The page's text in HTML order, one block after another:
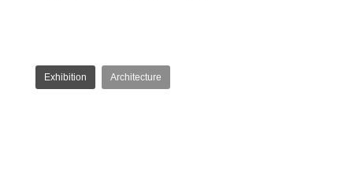
Exhibition Architecture